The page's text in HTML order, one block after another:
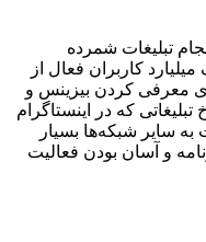
تبلیغات شمرده
کاربران فعال از
معرفی کردن بیزینس و
که در اینستاگرام
سایر شبکه‌ها بسیار
و آسان بودن فعالیت